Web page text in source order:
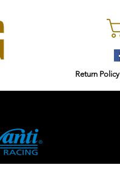
Return Policy